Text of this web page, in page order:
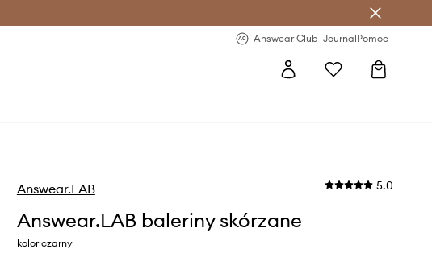
Answear Club JournalPomoc
Answear.LAB 5.0
Answear.LAB baleriny skórzane
kolor czarny